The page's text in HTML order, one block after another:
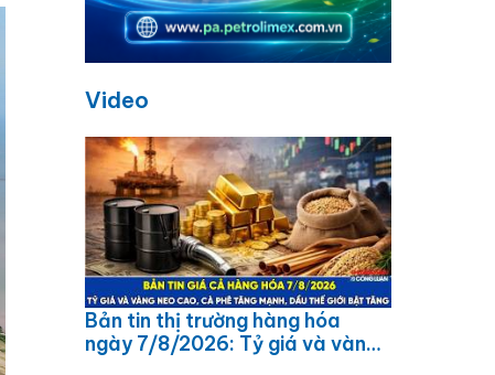
Video
Bản tin thị trường hàng hóa
ngày 7/8/2026: Tỷ giá và vàng